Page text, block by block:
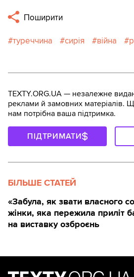
Поширити
туреччина сирія війна
TEXTY.ORG.UA — незалежне
реклами й замовних матеріалів.
нам потрібна ваша підтримка.
ПІДТРИМАТИ
БІЛЬШЕ СТАТЕЙ
«Забула, як звати власного
жінки, яка пережила приліт
на виставку озброєнь